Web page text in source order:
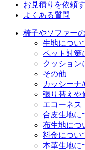
お見積りを依頼
よくある質問
椅子やソファー
生地につい
ペット対策
クッション
その他
カッシーナ/
張り替えや
エコーネ
合皮生地に
布生地につ
料金につい
本革生地に